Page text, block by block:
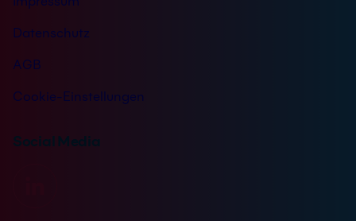
Datenschutz
AGB
Cookie-Einstellungen
Social Media